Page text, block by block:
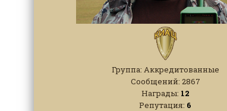
Группа: Аккредитованные
Сообщений: 2867
Награды: 12
Репутация: 6